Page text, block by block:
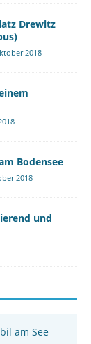
Drewitz
2018
Bodensee
2018
und